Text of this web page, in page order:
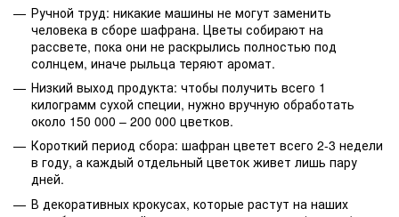
Ручной труд: никакие машины не могут заменить
человека в сборе шафрана. Цветы собирают на
рассвете, пока они не раскрылись полностью под
солнцем, иначе рыльца теряют аромат.
Низкий выход продукта: чтобы получить всего 1
килограмм сухой специи, нужно вручную обработать
около 150 000 – 200 000 цветков.
Короткий период сбора: шафран цветет всего 2-3 недели
в году, а каждый отдельный цветок живет лишь пару
дней.
В декоративных крокусах, которые растут на наших